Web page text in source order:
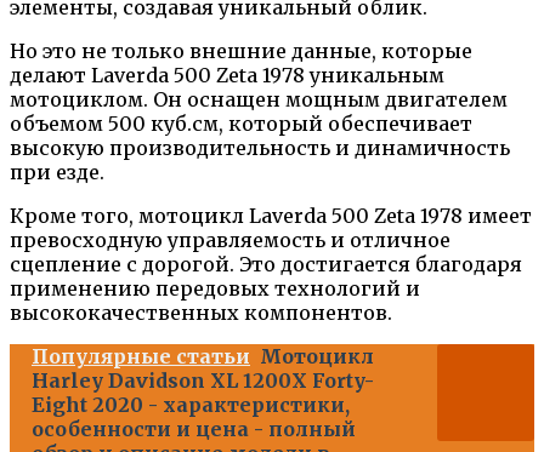
элементы, создавая уникальный облик.
Но это не только внешние данные, которые
делают Laverda 500 Zeta 1978 уникальным
мотоциклом. Он оснащен мощным двигателем
объемом 500 куб.см, который обеспечивает
высокую производительность и динамичность
при езде.
Кроме того, мотоцикл Laverda 500 Zeta 1978 имеет
превосходную управляемость и отличное
сцепление с дорогой. Это достигается благодаря
применению передовых технологий и
высококачественных компонентов.
Популярные статьи Мотоцикл
Harley Davidson XL 1200X Forty-
Eight 2020 - характеристики,
особенности и цена - полный